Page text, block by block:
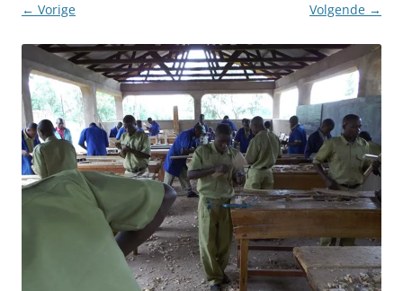
← Vorige Volgende →